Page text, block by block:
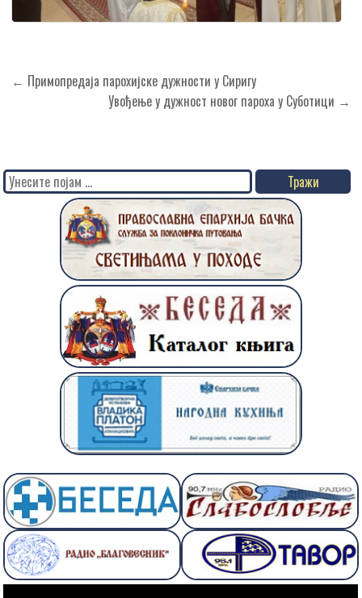
Кретање
← Примопредаја парохијске дужности у Сиригу
Увођење у дужност новог пароха у Суботици →
Search
for: